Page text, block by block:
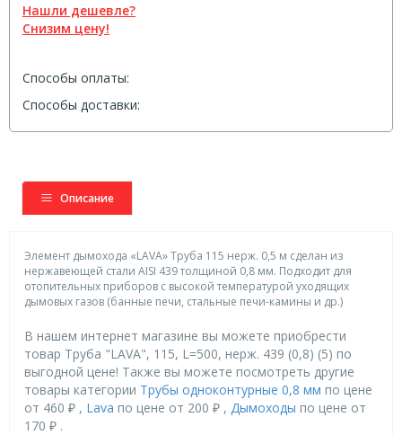
Нашли дешевле?
Снизим цену!
Способы оплаты:
Способы доставки:
Описание
Элемент дымохода «LAVA» Труба 115 нерж. 0,5 м сделан из
нержавеющей стали AISI 439 толщиной 0,8 мм. Подходит для
отопительных приборов с высокой температурой уходящих
дымовых газов (банные печи, стальные печи-камины и др.)
В нашем интернет магазине вы можете приобрести
товар Труба "LAVA", 115, L=500, нерж. 439 (0,8) (5) по
выгодной цене! Также вы можете посмотреть другие
товары категории Трубы одноконтурные 0,8 мм по цене
от 460 ₽ , Lava по цене от 200 ₽ , Дымоходы по цене от
170 ₽ .